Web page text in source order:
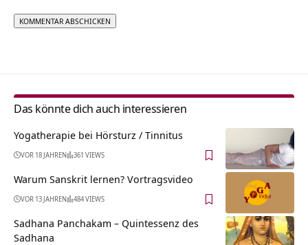
Das könnte dich auch interessieren
Yogatherapie bei Hörsturz / Tinnitus
VOR 18 JAHREN 361 VIEWS
Warum Sanskrit lernen? Vortragsvideo
VOR 13 JAHREN 484 VIEWS
Sadhana Panchakam – Quintessenz des
Sadhana